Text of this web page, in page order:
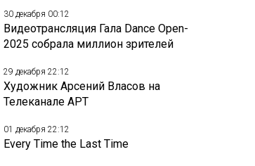
30 декабря 00:12
Видеотрансляция Гала Dance Open-
2025 собрала миллион зрителей
29 декабря 22:12
Художник Арсений Власов на
Телеканале АРТ
01 декабря 22:12
Every Time the Last Time